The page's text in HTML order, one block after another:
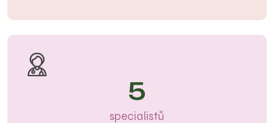
5
specialistů